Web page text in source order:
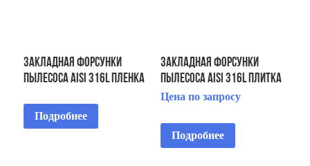
Закладная форсунки
пылесоса AISI 316L пленка
Подробнее
Закладная форсунки
пылесоса AISI 316L плитка
Цена по запросу
Подробнее